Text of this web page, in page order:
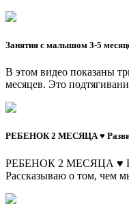
Занятия с малышом 3-5
В этом видео показаны
месяцев. Это
РЕБЕНОК 2 МЕСЯЦА ♥
РЕБЕНОК 2 МЕСЯЦА ♥
Рассказываю о том, чем